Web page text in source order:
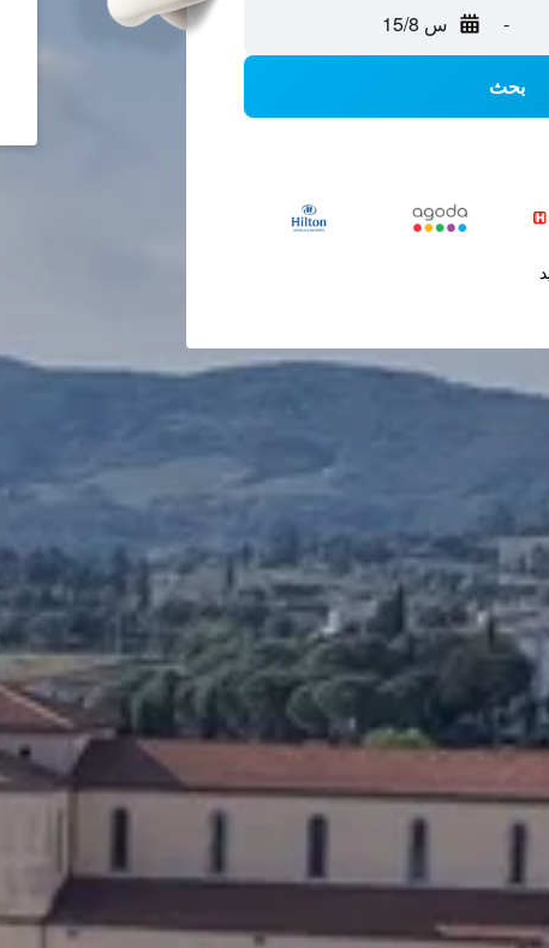
- س 15/8
بحث